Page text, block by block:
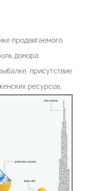
продвигаемого
донора.
присутствие
ресурсов,